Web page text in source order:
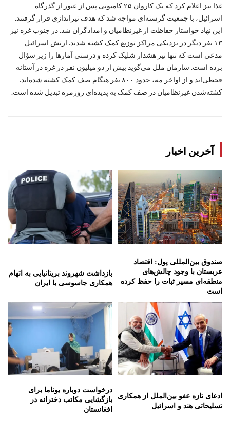
غذا نیز اعلام کرد که یک کاروان ۲۵ کامیونی پس از عبور از گذرگاه
اسرائیل، با جمعیت گرسنه‌ای مواجه شد که هدف تیراندازی قرار گرفتند.
این نهاد خواستار حفاظت از غیرنظامیان و امدادگران شد. در جنوب غزه نیز
۱۳ نفر دیگر در نزدیکی مراکز توزیع کمک کشته شدند. ارتش اسرائیل
مدعی است که تنها تیر هشدار شلیک کرده و درستی آمارها را زیر سؤال
برده است. سازمان ملل می‌گوید بیش از دو میلیون نفر در غزه در آستانه
قحطی‌اند و از اواخر مه، حدود ۸۰۰ نفر هنگام صف کمک کشته شده‌اند.
کشته‌شدن غیرنظامیان در صف کمک به پدیده‌ای روزمره تبدیل شده است.
آخرین اخبار
صندوق بین‌المللی پول: اقتصاد
عربستان با وجود چالش‌های
منطقه‌ای مسیر ثبات را حفظ کرده
است
بازداشت شهروند بریتانیایی به اتهام
همکاری جاسوسی با ایران
ادعای تازه عفو بین‌الملل از همکاری
تسلیحاتی هند و اسرائیل
درخواست دوباره یوناما برای
بازگشایی مکاتب دخترانه در
افغانستان